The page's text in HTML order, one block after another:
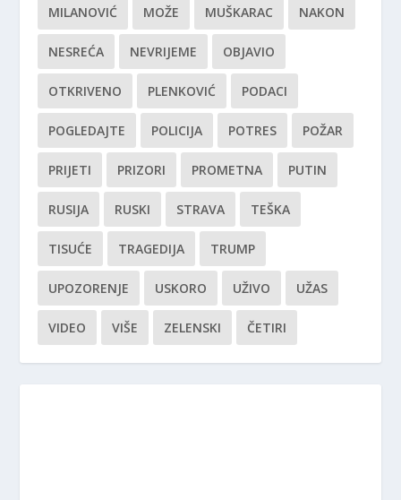
MILANOVIĆ MOŽE MUŠKARAC NAKON
NESREĆA NEVRIJEME OBJAVIO
OTKRIVENO PLENKOVIĆ PODACI
POGLEDAJTE POLICIJA POTRES POŽAR
PRIJETI PRIZORI PROMETNA PUTIN
RUSIJA RUSKI STRAVA TEŠKA
TISUĆE TRAGEDIJA TRUMP
UPOZORENJE USKORO UŽIVO UŽAS
VIDEO VIŠE ZELENSKI ČETIRI